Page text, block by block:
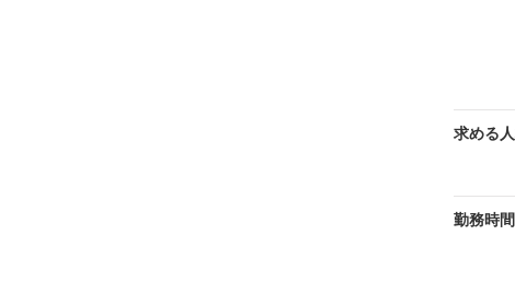
求める
勤務時間